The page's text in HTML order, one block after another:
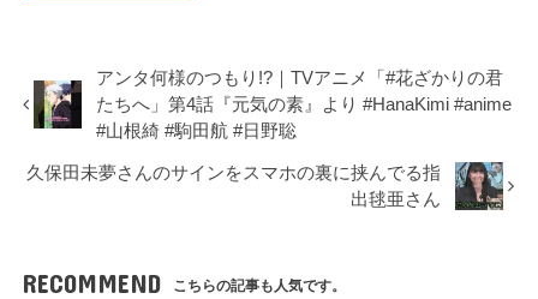
アンタ何様のつもり!?｜TVアニメ「#花ざかりの君
たちへ」第4話『元気の素』より #HanaKimi #anime
#山根綺 #駒田航 #日野聡
久保田未夢さんのサインをスマホの裏に挟んでる指
出毬亜さん
RECOMMEND こちらの記事も人気です。